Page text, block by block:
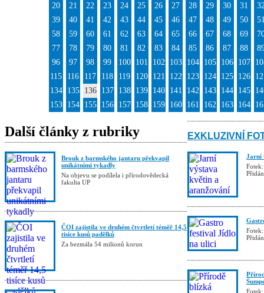
20
21 22 23 24 25 26 27 28 29 30 31
39
40 41 42 43 44 45 46 47 48 49 50
58
59 60 61 62 63 64 65 66 67 68 69
77
78 79 80 81 82 83 84 85 86 87 88
96
97 98 99 100 101 102 103 104 105 106 107
115
116 117 118 119 120 121 122 123 124 125 126
134
135 136 137 138 139 140 141 142 143 144 145
153
154 155 156 157 158 159 160 161 162 163 164
Další články z rubriky
Brouk z barmského jantaru překvapil
unikátními tykadly
Na objevu se podílela i přírodovědecká
fakulta UP
ČOI zajistila ve druhém čtvrtletí téměř 14,5
tisíce kusů padělků
Za bezmála 54 milionů korun
EXKLUZIVNÍ
Jarní